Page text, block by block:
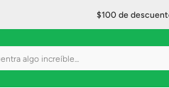
$100 de
algo increíble...